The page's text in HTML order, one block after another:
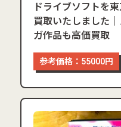
ドライブソフトを
買取いたしました
ガ作品も高価買取
参考価格：55000円